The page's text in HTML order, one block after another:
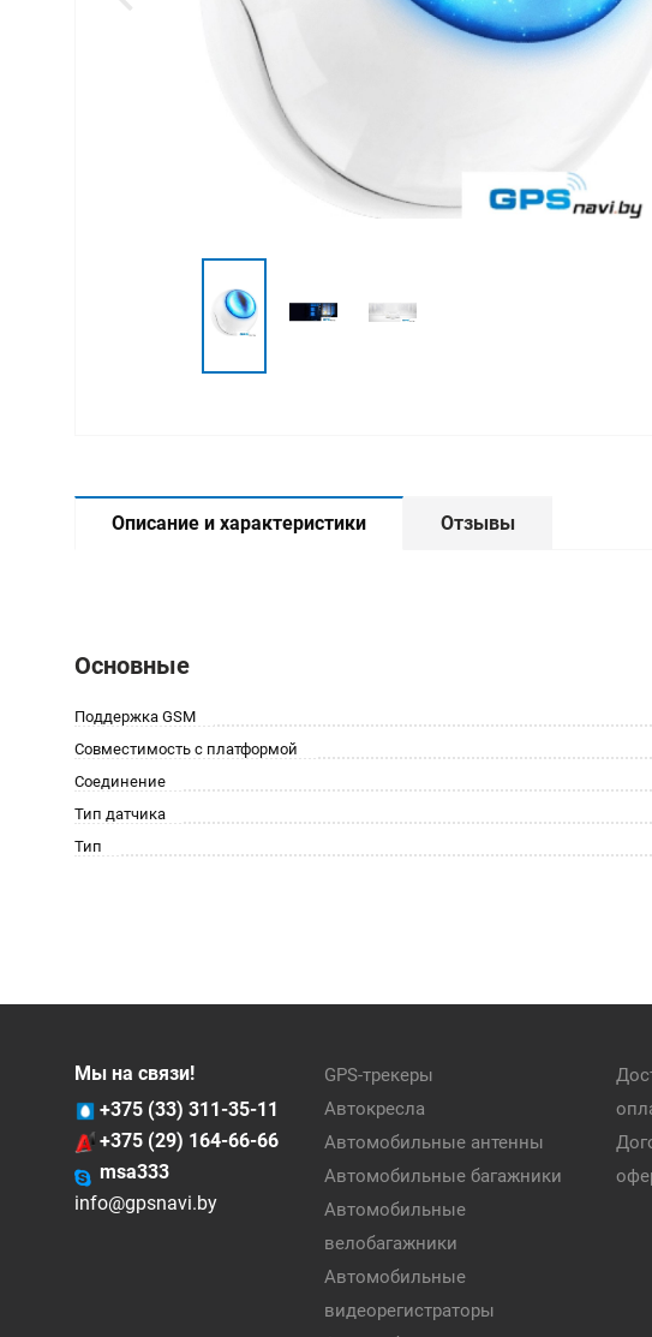
Описание и характеристики Отзывы
Основные
Поддержка GSM
Совместимость с платформой
Соединение
Тип датчика
Тип
Мы на связи!
+375 (33) 311-35-11
+375 (29) 164-66-66
msa333
info@gpsnavi.by
GPS-трекеры
Автокресла
Автомобильные антенны
Автомобильные багажники
Автомобильные
велобагажники
Автомобильные
видеорегистраторы